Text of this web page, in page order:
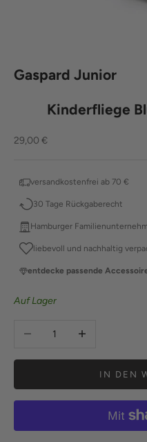
Gaspard Junior
Kinderfliege
Angebot
29,00 €
versandkostenfrei ab 70 €
30 Tage Rückgaberecht
Hamburger
liebevoll und nachhaltig
entdecke passende
Auf Lager
Anzahl verringernAnzahl erhöhen
IN DEN